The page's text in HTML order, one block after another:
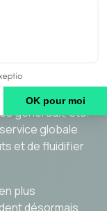
qui ont fait leurs
de l'entreprise —
généraux, etc.
globale
et de fluidifier
plus
désormais